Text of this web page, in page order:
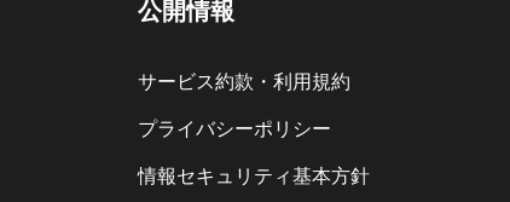
公開情報
サービス約款・利用規約
プライバシーポリシー
情報セキュリティ基本方針